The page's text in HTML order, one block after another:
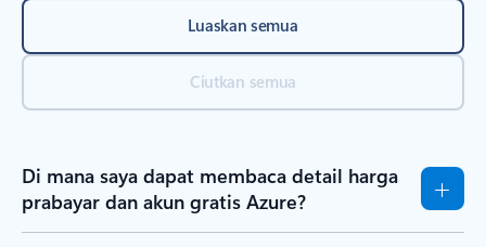
Luaskan semua
Ciutkan semua
Di mana saya dapat membaca detail harga
prabayar dan akun gratis Azure?